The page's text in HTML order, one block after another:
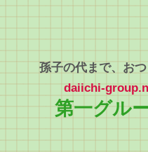
孫子の代まで、おつ
第一グル
daiichi-